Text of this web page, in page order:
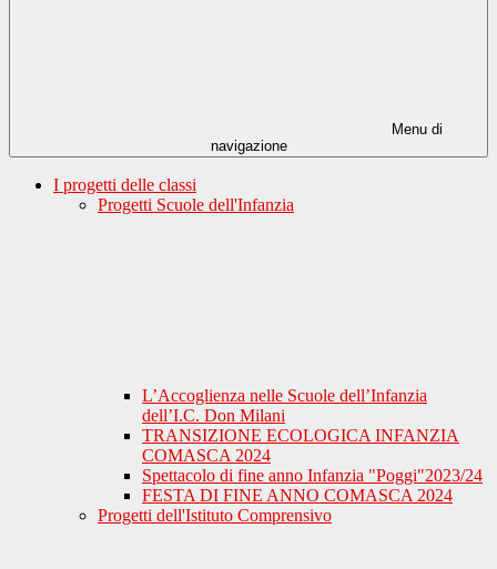
Menu di
navigazione
I progetti delle classi
Progetti Scuole dell'Infanzia
L’Accoglienza nelle Scuole dell’Infanzia
dell’I.C. Don Milani
TRANSIZIONE ECOLOGICA INFANZIA
COMASCA 2024
Spettacolo di fine anno Infanzia "Poggi"2023/24
FESTA DI FINE ANNO COMASCA 2024
Progetti dell'Istituto Comprensivo